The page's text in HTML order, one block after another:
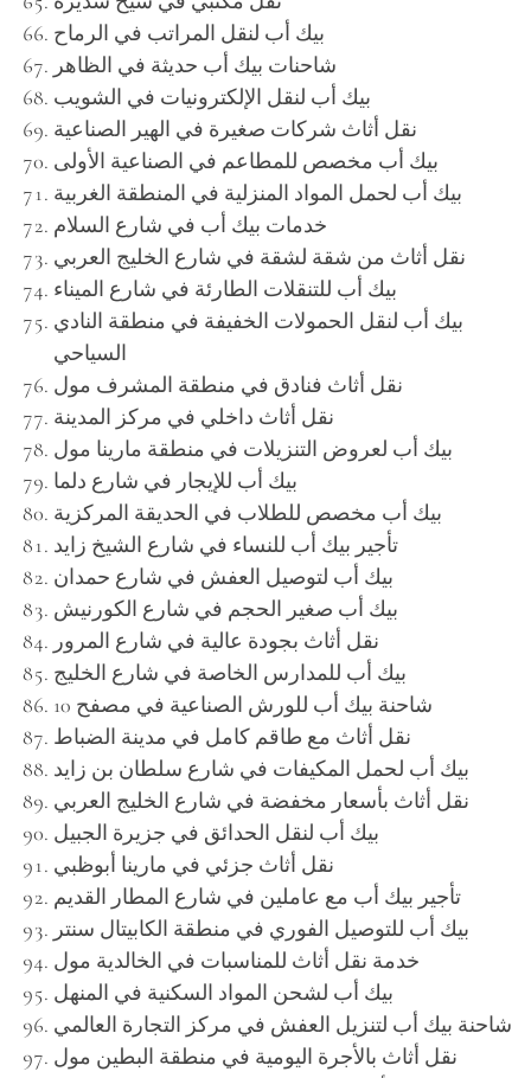
بيك أب لنقل المراتب في الرماح
شاحنات بيك أب حديثة في الظاهر
بيك أب لنقل الإلكترونيات في الشويب
نقل أثاث شركات صغيرة في الهير الصناعية
بيك أب مخصص للمطاعم في الصناعية الأولى
بيك أب لحمل المواد المنزلية في المنطقة الغربية
خدمات بيك أب في شارع السلام
نقل أثاث من شقة لشقة في شارع الخليج العربي
بيك أب للتنقلات الطارئة في شارع الميناء
بيك أب لنقل الحمولات الخفيفة في منطقة النادي
السياحي
نقل أثاث فنادق في منطقة المشرف مول
نقل أثاث داخلي في مركز المدينة
بيك أب لعروض التنزيلات في منطقة مارينا مول
بيك أب للإيجار في شارع دلما
بيك أب مخصص للطلاب في الحديقة المركزية
تأجير بيك أب للنساء في شارع الشيخ زايد
بيك أب لتوصيل العفش في شارع حمدان
بيك أب صغير الحجم في شارع الكورنيش
نقل أثاث بجودة عالية في شارع المرور
بيك أب للمدارس الخاصة في شارع الخليج
شاحنة بيك أب للورش الصناعية في مصفح 10
نقل أثاث مع طاقم كامل في مدينة الضباط
بيك أب لحمل المكيفات في شارع سلطان بن زايد
نقل أثاث بأسعار مخفضة في شارع الخليج العربي
بيك أب لنقل الحدائق في جزيرة الجبيل
نقل أثاث جزئي في مارينا أبوظبي
تأجير بيك أب مع عاملين في شارع المطار القديم
بيك أب للتوصيل الفوري في منطقة الكابيتال سنتر
خدمة نقل أثاث للمناسبات في الخالدية مول
بيك أب لشحن المواد السكنية في المنهل
شاحنة بيك أب لتنزيل العفش في مركز التجارة العالمي
نقل أثاث بالأجرة اليومية في منطقة البطين مول